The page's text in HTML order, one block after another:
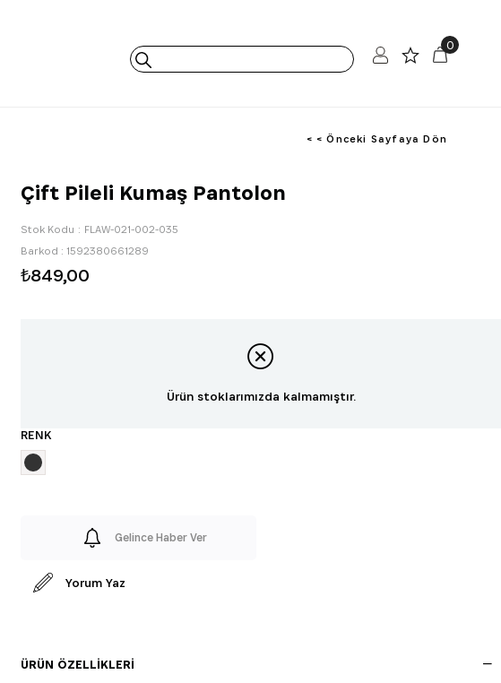
0
< < Önceki Sayfaya Dön
Çift Pileli Kumaş Pantolon
Stok Kodu
FLAW-021-002-035
Barkod : 1592380661289
₺849,00
Ürün stoklarımızda kalmamıştır.
RENK
Gelince Haber Ver
Yorum Yaz
ÜRÜN ÖZELLIKLERI